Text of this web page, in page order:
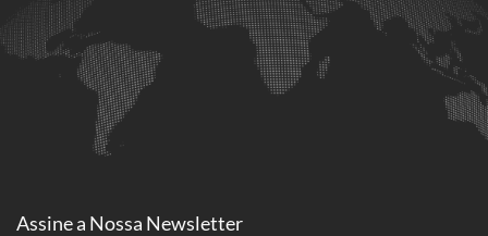
Assine a Nossa Newsletter